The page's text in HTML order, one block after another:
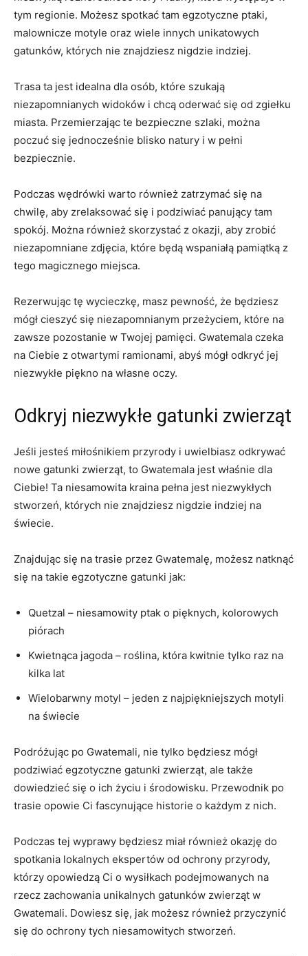
tym regionie. Możesz spotkać tam egzotyczne ptaki,
malownicze motyle oraz wiele⁢ innych unikatowych
gatunków, których nie znajdziesz nigdzie‌ indziej.
Trasa ta jest‍ idealna dla osób, które szukają
niezapomnianych widoków i ⁣chcą oderwać się od zgiełku⁤
miasta. ⁤Przemierzając te‍ bezpieczne ‍szlaki, można
poczuć ‌się⁤ jednocześnie blisko​ natury‌ i w ⁤pełni
⁢bezpiecznie.
Podczas wędrówki warto również zatrzymać się na
chwilę,​ aby ‌zrelaksować się i ⁢podziwiać panujący tam
spokój. Można również skorzystać z okazji, aby⁣ zrobić
niezapomniane zdjęcia, które będą wspaniałą pamiątką z
tego magicznego miejsca.
Rezerwując tę wycieczkę, ⁢masz pewność, że ‍będziesz‌
mógł cieszyć się niezapomnianym przeżyciem, które na
zawsze‌ pozostanie​ w Twojej​ pamięci.‌ Gwatemala czeka
na Ciebie z otwartymi ramionami, abyś mógł odkryć jej
⁤niezwykłe piękno na własne ⁢oczy.
Odkryj niezwykłe gatunki zwierząt
Jeśli jesteś ​miłośnikiem przyrody i⁣ uwielbiasz odkrywać
nowe gatunki zwierząt, to Gwatemala ⁣jest właśnie ​dla
Ciebie! ‍Ta niesamowita kraina⁣ pełna jest niezwykłych
stworzeń, których nie znajdziesz nigdzie⁣ indziej‌ na
świecie.
Znajdując się‌ na⁣ trasie przez Gwatemalę, ⁢możesz natknąć
się na takie egzotyczne ⁢gatunki jak:
Quetzal – niesamowity ptak o pięknych, kolorowych
piórach
Kwietnąca jagoda – roślina, która kwitnie⁣ tylko raz‌ na
kilka lat
Wielobarwny motyl – jeden z najpiękniejszych motyli
na⁤ świecie
Podróżując po ‌Gwatemali, nie tylko będziesz ​mógł
podziwiać‌ egzotyczne​ gatunki zwierząt, ale także
dowiedzieć się o ich życiu i środowisku. Przewodnik ‍po‍
trasie opowie ‌Ci fascynujące ⁢historie ‍o⁤ każdym z nich.
Podczas tej ⁣wyprawy będziesz ​miał również okazję​ do​
spotkania lokalnych ⁣ekspertów od ochrony przyrody,
którzy opowiedzą Ci o wysiłkach ⁢podejmowanych ​na
rzecz zachowania unikalnych gatunków zwierząt w
Gwatemali. Dowiesz się, jak możesz również ⁤przyczynić ​
się do ochrony tych niesamowitych stworzeń.